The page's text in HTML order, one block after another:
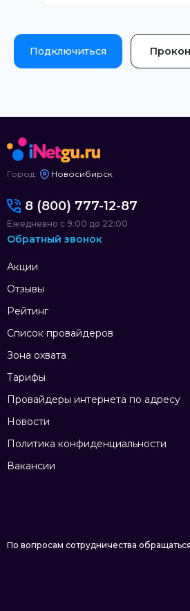
Подключиться
Город: Новосибирск
Акции
Отзывы
Рейтинг
Список провайдеров
Зона охвата
Тарифы
Провайдеры интернета по адресу
Новости
Политика конфиденциальности
Вакансии
8 (800) 777-12-87
Ежедневно с 9:00 до 22:00
Обратный звонок
По вопросам сотрудничества